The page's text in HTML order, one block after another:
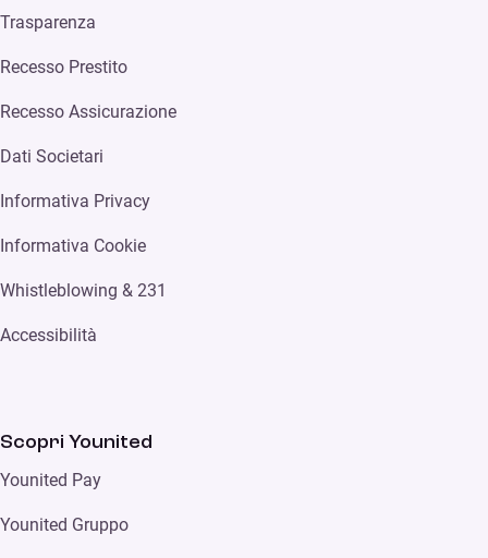
Trasparenza
Recesso Prestito
Recesso Assicurazione
Dati Societari
Informativa Privacy
Informativa Cookie
Whistleblowing & 231
Accessibilità
Scopri Younited
Younited Pay
Younited Gruppo